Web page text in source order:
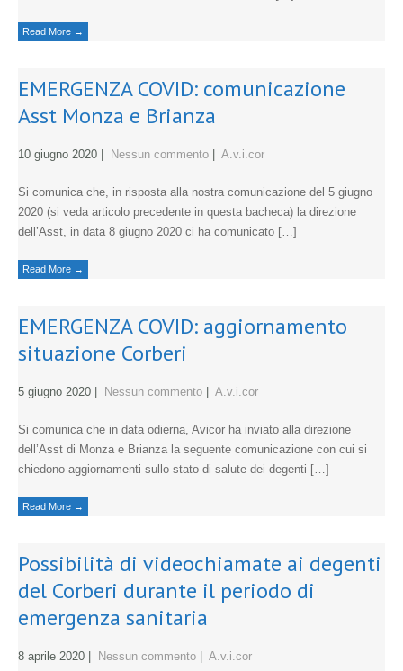
Read More →
EMERGENZA COVID: comunicazione
Asst Monza e Brianza
10 giugno 2020 Nessun commento A.v.i.cor
Si comunica che, in risposta alla nostra comunicazione del 5 giugno
2020 (si veda articolo precedente in questa bacheca) la direzione
dell’Asst, in data 8 giugno 2020 ci ha comunicato […]
Read More →
EMERGENZA COVID: aggiornamento
situazione Corberi
5 giugno 2020 Nessun commento A.v.i.cor
Si comunica che in data odierna, Avicor ha inviato alla direzione
dell’Asst di Monza e Brianza la seguente comunicazione con cui si
chiedono aggiornamenti sullo stato di salute dei degenti […]
Read More →
Possibilità di videochiamate ai degenti
del Corberi durante il periodo di
emergenza sanitaria
8 aprile 2020 Nessun commento A.v.i.cor